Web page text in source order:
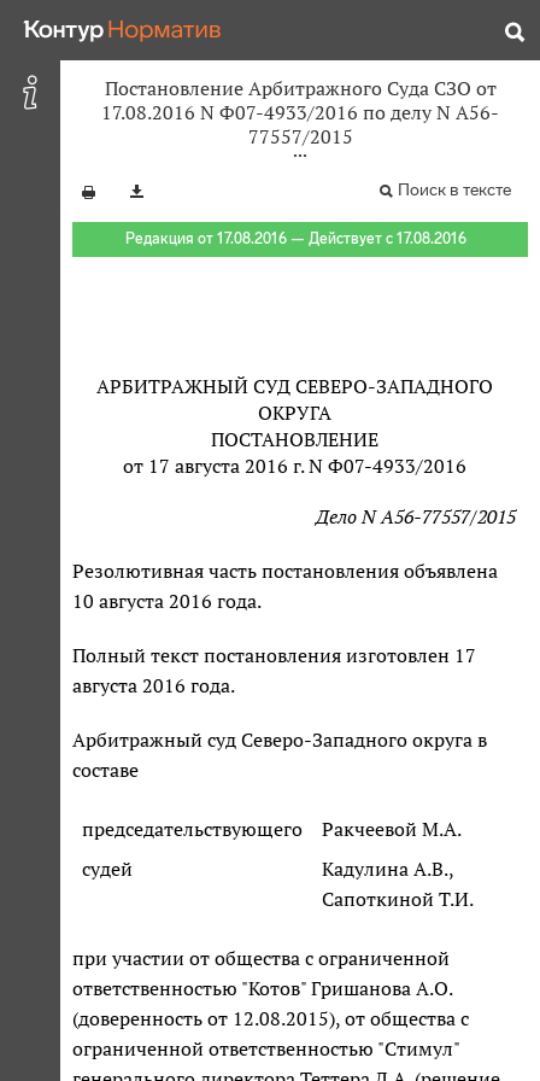
Постановление Арбитражного Суда СЗО от
17.08.2016 N Ф07-4933/2016 по делу N А56-
77557/2015
Поиск в тексте
Редакция от 17.08.2016 — Действует с 17.08.2016
АРБИТРАЖНЫЙ СУД СЕВЕРО-ЗАПАДНОГО
ОКРУГА
ПОСТАНОВЛЕНИЕ
от 17 августа 2016 г. N Ф07-4933/2016
Дело N А56-77557/2015
Резолютивная часть постановления объявлена
10 августа 2016 года.
Полный текст постановления изготовлен 17
августа 2016 года.
Арбитражный суд Северо-Западного округа в
составе
председательствующего
Ракчеевой М.А.
судей
Кадулина А.В.,
Сапоткиной Т.И.
при участии от общества с ограниченной
ответственностью "Котов" Гришанова А.О.
(доверенность от 12.08.2015), от общества с
ограниченной ответственностью "Стимул"